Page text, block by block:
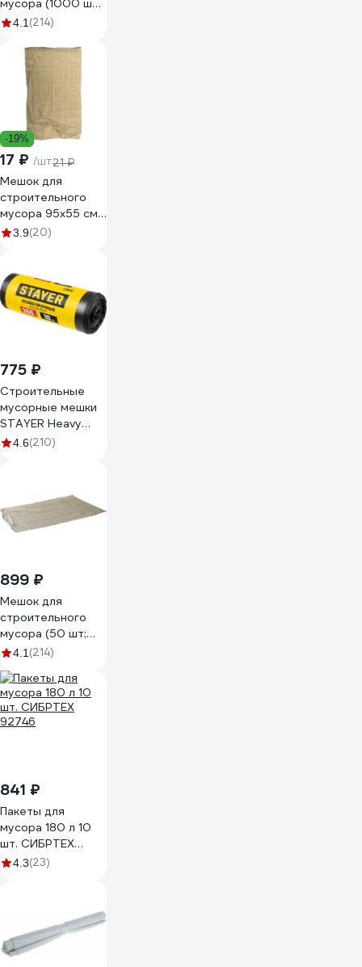
мусора (1000 шт;
55х95 см;
12-005
4.1 (214)
-19%
17 ₽ /шт21 ₽
Мешок для
строительного
мусора 95х55 см
СИБРТЕХ 939047
3.9(20)
775 ₽
Строительные
мусорные мешки
STAYER Heavy
Duty 360 л, 10 шт
4.6(210)
899 ₽
Мешок для
строительного
мусора (50 шт;
55х95 см;
12-003
4.1 (214)
841 ₽
Пакеты для
мусора 180 л 10
шт. СИБРТЕХ
92746
4.3(23)